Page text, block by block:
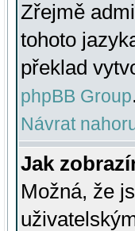
Zřejmě
tohoto
překlad
phpBB Group.
Návrat
Jak
Možná, že